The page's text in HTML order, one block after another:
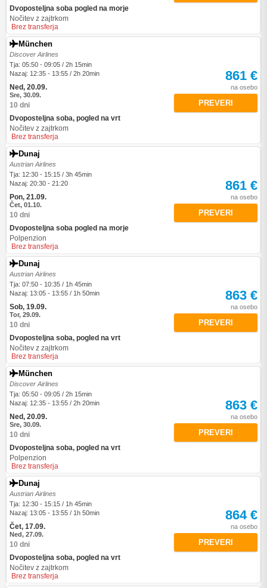
Dvoposteljna soba pogled na morje
Nočitev z zajtrkom
Brez transferja
München
Discover Airlines
Tja: 05:50 - 09:05 / 2h 15min
Nazaj: 12:35 - 13:55 / 2h 20min
Ned, 20.09.
Sre, 30.09.
10 dni
Dvoposteljna soba, pogled na vrt
Nočitev z zajtrkom
Brez transferja
861 €
na osebo
PREVERI
Dunaj
Austrian Airlines
Tja: 12:30 - 15:15 / 3h 45min
Nazaj: 20:30 - 21:20
Pon, 21.09.
Čet, 01.10.
10 dni
Dvoposteljna soba pogled na morje
Polpenzion
Brez transferja
861 €
na osebo
PREVERI
Dunaj
Austrian Airlines
Tja: 07:50 - 10:35 / 1h 45min
Nazaj: 13:05 - 13:55 / 1h 50min
Sob, 19.09.
Tor, 29.09.
10 dni
Dvoposteljna soba, pogled na vrt
Nočitev z zajtrkom
Brez transferja
863 €
na osebo
PREVERI
München
Discover Airlines
Tja: 05:50 - 09:05 / 2h 15min
Nazaj: 12:35 - 13:55 / 2h 20min
Ned, 20.09.
Sre, 30.09.
10 dni
Dvoposteljna soba, pogled na vrt
Polpenzion
Brez transferja
863 €
na osebo
PREVERI
Dunaj
Austrian Airlines
Tja: 12:30 - 15:15 / 1h 45min
Nazaj: 13:05 - 13:55 / 1h 50min
Čet, 17.09.
Ned, 27.09.
10 dni
Dvoposteljna soba, pogled na vrt
Nočitev z zajtrkom
Brez transferja
864 €
na osebo
PREVERI